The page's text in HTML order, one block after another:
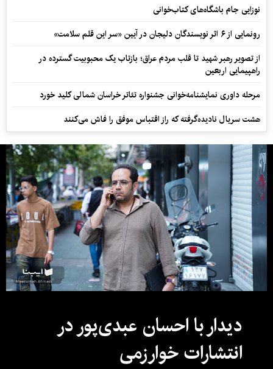
نوزایی جام باشگاه‌های کتاب‌خوانی
رونمایی از ۶ اثر نویسندگان دلیجان در آیین «سر این قلم سلامت»
از تصویر رهبر شهید تا قلب مردم عراق؛ بازتاب یک محبوبیت گسترده در
راهپیمایی اربعین
مرحله داوری نمایشنامه‌خوانی جشنواره تئاتر خراسان شمالی کلید خورد
هشت سریال نادیده‌گرفته که راز اقتباس موفق را فاش می‌کنند
دیدار با احسان عبدی‌پور در
انتشارات خوارزمی